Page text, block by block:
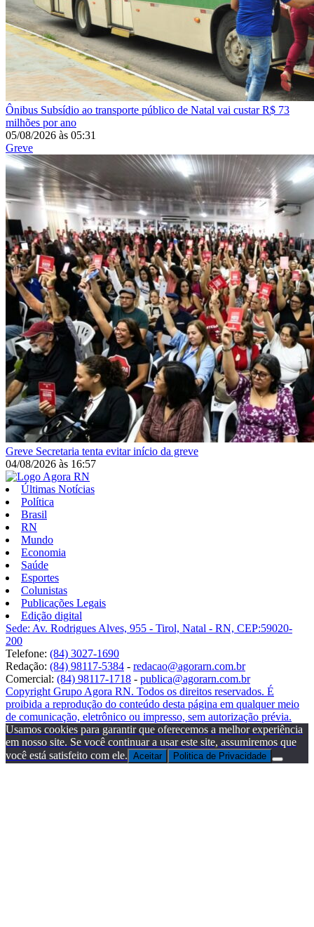
Ônibus Subsídio ao transporte público de Natal vai custar R$ 73
milhões por ano
05/08/2026 às 05:31
Greve
Greve Secretaria tenta evitar início da greve
04/08/2026 às 16:57
Últimas Notícias
Política
Brasil
RN
Mundo
Economia
Saúde
Esportes
Colunistas
Publicações Legais
Edição digital
Sede: Av. Rodrigues Alves, 955 - Tirol, Natal - RN, CEP:59020-
200
Telefone: (84) 3027-1690
Redação: (84) 98117-5384 - redacao@agorarn.com.br
Comercial: (84) 98117-1718 - publica@agorarn.com.br
Copyright Grupo Agora RN. Todos os direitos reservados. É
proibida a reprodução do conteúdo desta página em qualquer meio
de comunicação, eletrônico ou impresso, sem autorização prévia.
Usamos cookies para garantir que oferecemos a melhor experiência
em nosso site. Se você continuar a usar este site, assumiremos que
você está satisfeito com ele. Aceitar Politica de Privacidade